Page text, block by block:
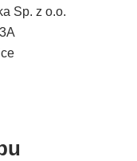
Sp. z o.o.